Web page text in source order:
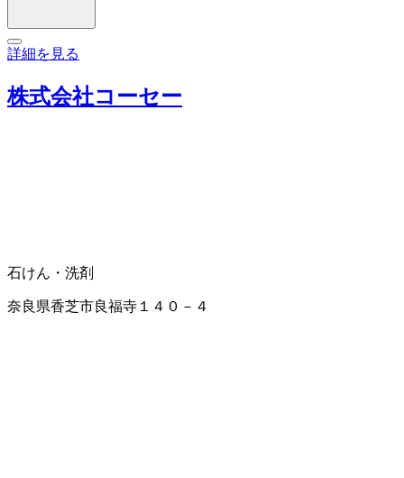
詳細を見る
株式会社コーセー
石けん・洗剤
奈良県香芝市良福寺１４０－４